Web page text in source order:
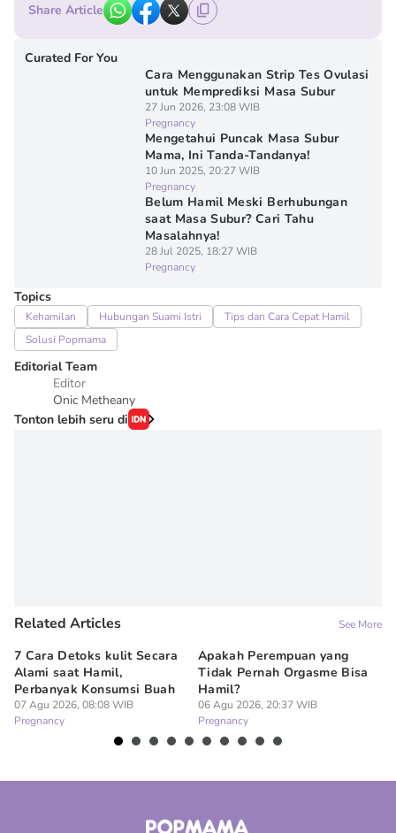
Share Article
Curated For You
Cara Menggunakan Strip Tes Ovulasi
untuk Memprediksi Masa Subur
27 Jun 2026, 23:08 WIB
Pregnancy
Mengetahui Puncak Masa Subur
Mama, Ini Tanda-Tandanya!
10 Jun 2025, 20:27 WIB
Pregnancy
Belum Hamil Meski Berhubungan
saat Masa Subur? Cari Tahu
Masalahnya!
28 Jul 2025, 18:27 WIB
Pregnancy
Topics
Kehamilan Hubungan Suami Istri
Tips dan Cara Cepat Hamil
Solusi Popmama
Editorial Team
Editor
Onic Metheany
Tonton lebih seru di
Related Articles See More
7 Cara Detoks kulit Secara
Alami saat Hamil,
Perbanyak Konsumsi Buah
07 Agu 2026, 08:08 WIB
Pregnancy
Apakah Perempuan yang
Tidak Pernah Orgasme Bisa
Hamil?
06 Agu 2026, 20:37 WIB
Pregnancy